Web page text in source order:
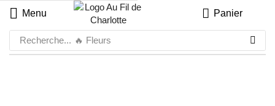
Menu Panier
Recherche... 🔥 Fleurs